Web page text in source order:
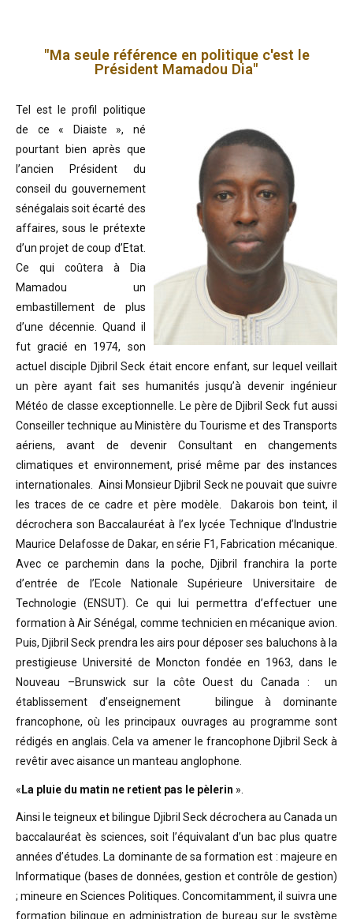
"Ma seule référence en politique c'est le
Président Mamadou Dia"
Tel est le profil politique
de ce « Diaiste », né
pourtant bien après que
l’ancien Président du
conseil du gouvernement
sénégalais soit écarté des
affaires, sous le prétexte
d’un projet de coup d’Etat.
Ce qui coûtera à Dia
Mamadou un
embastillement de plus
d’une décennie. Quand il
fut gracié en 1974, son
actuel disciple Djibril Seck était encore enfant, sur lequel veillait
un père ayant fait ses humanités jusqu’à devenir ingénieur
Météo de classe exceptionnelle. Le père de Djibril Seck fut aussi
Conseiller technique au Ministère du Tourisme et des Transports
aériens, avant de devenir Consultant en changements
climatiques et environnement, prisé même par des instances
internationales. Ainsi Monsieur Djibril Seck ne pouvait que suivre
les traces de ce cadre et père modèle. Dakarois bon teint, il
décrochera son Baccalauréat à l’ex lycée Technique d’Industrie
Maurice Delafosse de Dakar, en série F1, Fabrication mécanique.
Avec ce parchemin dans la poche, Djibril franchira la porte
d’entrée de l’Ecole Nationale Supérieure Universitaire de
Technologie (ENSUT). Ce qui lui permettra d’effectuer une
formation à Air Sénégal, comme technicien en mécanique avion.
Puis, Djibril Seck prendra les airs pour déposer ses baluchons à la
prestigieuse Université de Moncton fondée en 1963, dans le
Nouveau –Brunswick sur la côte Ouest du Canada : un
établissement d’enseignement bilingue à dominante
francophone, où les principaux ouvrages au programme sont
rédigés en anglais. Cela va amener le francophone Djibril Seck à
revêtir avec aisance un manteau anglophone.
«La pluie du matin ne retient pas le pèlerin ».
Ainsi le teigneux et bilingue Djibril Seck décrochera au Canada un
baccalauréat ès sciences, soit l’équivalant d’un bac plus quatre
années d’études. La dominante de sa formation est : majeure en
Informatique (bases de données, gestion et contrôle de gestion)
; mineure en Sciences Politiques. Concomitamment, il suivra une
formation bilingue en administration de bureau sur le système